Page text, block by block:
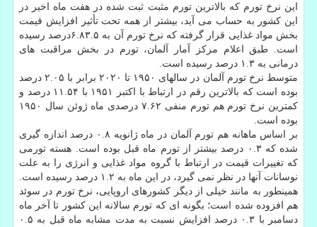
این نرخ تورم که بالاترین تورم مثبت ثبت شده در هفت ماه اخیر در
این کشور به حساب می آید، بیشتر از همه تحت تأثیر افزایش قیمت
بخش مواد غذایی قرار گرفته که نرخ تورم آن به ۶.۸۳.۵درصد رسیده
است. طبق اعلام مرکز آمار آلمان، تورم در بخش مراقبت های
درمانی به ۱.۳ درصد رسیده است.
متوسط نرخ تورم آلمان در سالهای ۱۹۵۰ تا ۲۰۲۰ برابر با ۲.۰۵ درصد
بوده است که بالاترین رقم در ارتباط با اکتبر ۱۹۵۱ با ۱۱.۵۴ درصد و
کمترین نرخ تورم هم تورم منفی ۷.۶۲ درصدی ماه ژوئن سال ۱۹۵۰
بوده است.
بر اساس ماهانه هم تورم آلمان در ماه ژانویه ۰.۸ درصد اندازه گیری
شده که ۰.۳ درصد بیشتر از تورم ماه قبل بوده است. هسته تورمی
که تغییرات قیمت در ارتباط با گروه مواد غذایی و انرژی را به علت
نوسانات آنها در نظر نمی گیرد، در این ماه به ۱.۲ درصد رسیده است.
همینطور به مانند خیلی از دیگر کشورهای اروپایی، نرخ تورم در سوئد
هم افزوده شده است؛ بگونه ای که تورم سالانه این کشور تا آخر ماه
دسامبر با ۰.۳ درصد افزایش نسبت به مدت مشابه ماه قبل به ۰.۵